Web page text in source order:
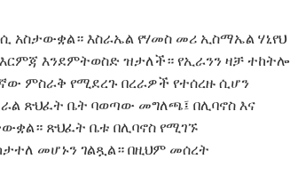
አስታውቋል። እስራኤል የሃመስ መሪ ኢስማኤል ሃኒየህ
እንደምትወስድ ዝታለች። የኢራንን ዛቻ ተከትሎ
ምስራቅ የሚደረጉ በረራዎች የተሰረዙ ሲሆን
ጽህፈት ቤት ባወጣው መግለጫ፤ በሊባኖስ እና
ጽህፈት ቤቱ በሊባኖስ የሚገኙ
መሆኑን ገልጿል። በዚህም መሰረት